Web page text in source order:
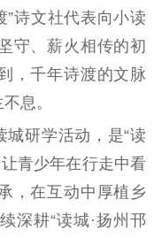
文艺创作
服务管理
新闻发布工作备
案管理系统
”诗文社代表向小读
守、薪火相传的初
，千年诗渡的文脉
息。
研学活动，是“读
青少年在行走中看
，在互动中厚植乡
深耕“读城·扬州邗